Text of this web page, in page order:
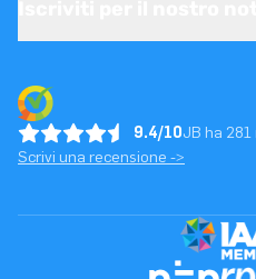
9.4/10JB ha
Scrivi una recensione ->